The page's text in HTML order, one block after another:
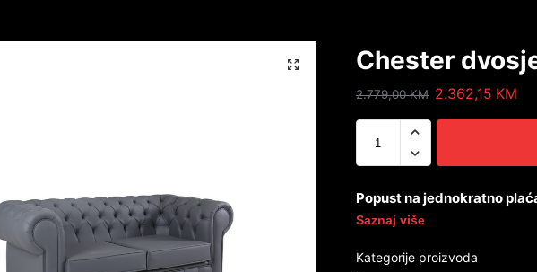
Chester
2.779,00KM 2.362,15 KM
Popust na jednokratno
Saznaj više
Kategorije proizvoda